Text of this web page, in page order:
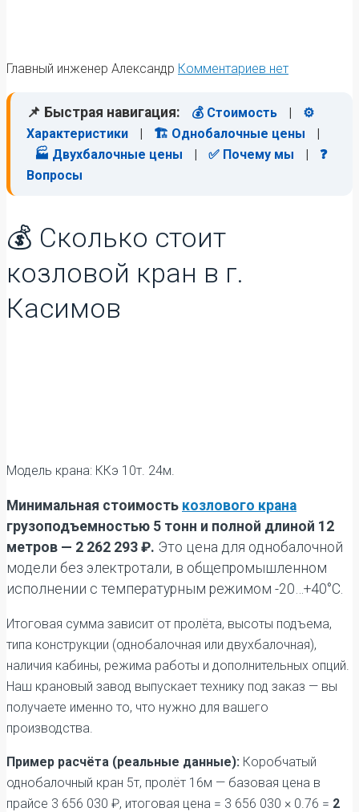
Главный инженер Александр Комментариев нет
📌 Быстрая навигация: 💰 Стоимость
⚙️
Характеристики
🏗️ Однобалочные цены
🏭 Двухбалочные цены
✅ Почему мы
❓
Вопросы
💰 Сколько стоит
козловой кран в г.
Касимов
Модель крана: ККэ 10т. 24м.
Минимальная стоимость козлового крана
грузоподъемностью 5 тонн и полной длиной 12
метров — 2 262 293 ₽. Это цена для однобалочной
модели без электротали, в общепромышленном
исполнении с температурным режимом -20…+40°C.
Итоговая сумма зависит от пролёта, высоты подъема,
типа конструкции (однобалочная или двухбалочная),
наличия кабины, режима работы и дополнительных опций.
Наш крановый завод выпускает технику под заказ — вы
получаете именно то, что нужно для вашего
производства.
Пример расчёта (реальные данные): Коробчатый
однобалочный кран 5т, пролёт 16м — базовая цена в
прайсе 3 656 030 ₽, итоговая цена = 3 656 030 × 0.76 = 2